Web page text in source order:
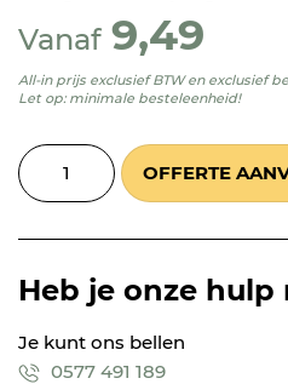
Vanaf 9,49
All-in prijs exclusief BTW en exclusief
Let op: minimale besteleenheid!
OFFERTE
Heb je onze hulp
Je kunt ons bellen
0577 491 189